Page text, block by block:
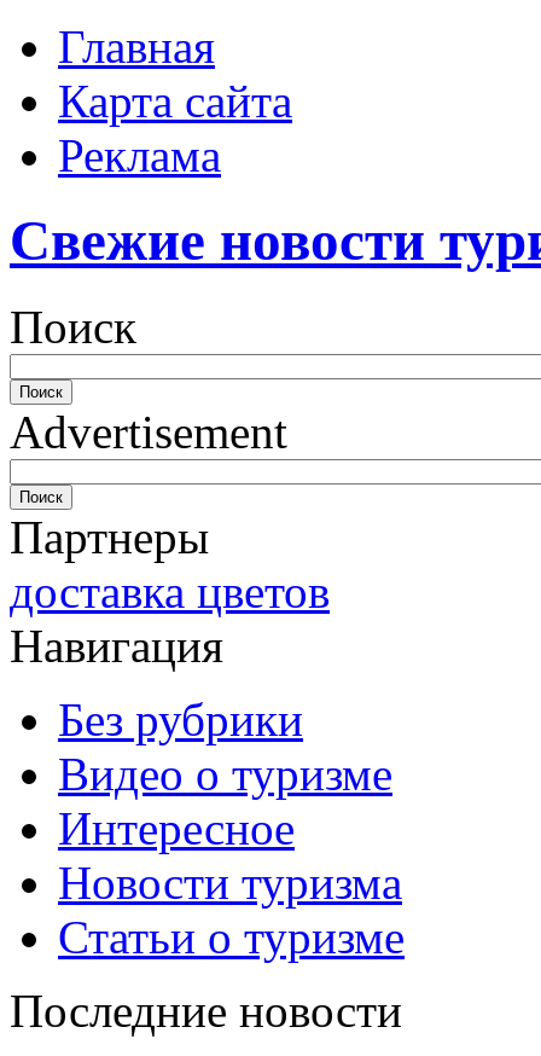
Главная
Карта сайта
Реклама
Свежие новости
Поиск
Advertisement
Партнеры
доставка цветов
Навигация
Без рубрики
Видео о туризме
Интересное
Новости туризма
Статьи о туризме
Последние новости